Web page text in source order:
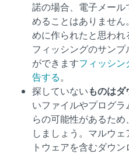
諾の場合、電子メー
めることはありませ
めに作られたと思われ
フィッシングのサンプ
ができますフィッシン
告する。
探していないものは
いファイルやプログ
らの可能性があるた
しましょう。マルウ
トウェアを含むダウ